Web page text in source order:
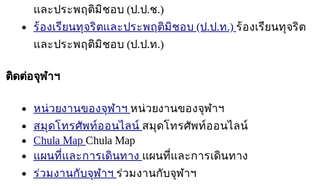
และประพฤติมิชอบ (ป.ป.ช.)
ร้องเรียนทุจริตและประพฤติมิชอบ (ป.ป.ท.) ร้องเรียนทุจริต
และประพฤติมิชอบ (ป.ป.ท.)
ติดต่อจุฬาฯ
หน่วยงานของจุฬาฯ หน่วยงานของจุฬาฯ
สมุดโทรศัพท์ออนไลน์ สมุดโทรศัพท์ออนไลน์
Chula Map Chula Map
แผนที่และการเดินทาง แผนที่และการเดินทาง
ร่วมงานกับจุฬาฯ ร่วมงานกับจุฬาฯ